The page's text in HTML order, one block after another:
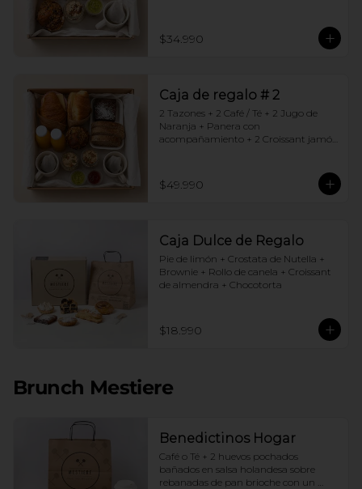
$34.990
Caja de regalo # 2
2 Tazones + 2 Café / Té + 2 Jugo de
Naranja + Panera con
acompañamiento + 2 Croissant jamón
$49.990
Caja Dulce de Regalo
Pie de limón + Crostata de Nutella +
Brownie + Rollo de canela + Croissant
de almendra + Chocotorta
$18.990
Brunch Mestiere
Benedictinos Hogar
Café o Té + 2 huevos pochados
bañados en salsa holandesa sobre
rebanadas de pan brioche con un